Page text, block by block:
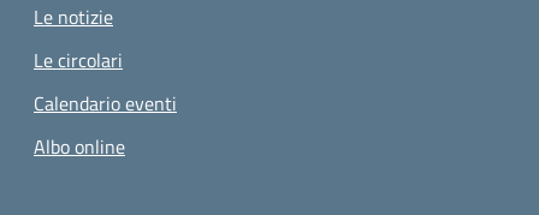
Le notizie
Le circolari
Calendario eventi
Albo online